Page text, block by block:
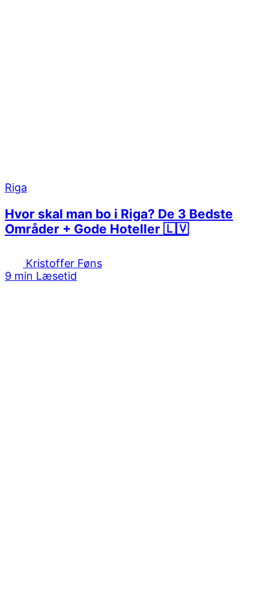
Riga
Hvor skal man bo i Riga? De 3 Bedste
Områder + Gode Hoteller 🇱🇻
Kristoffer Føns
9 min Læsetid